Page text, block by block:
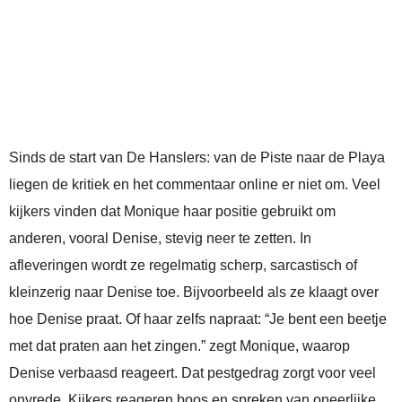
Sinds de start van De Hanslers: van de Piste naar de Playa
liegen de kritiek en het commentaar online er niet om. Veel
kijkers vinden dat Monique haar positie gebruikt om
anderen, vooral Denise, stevig neer te zetten. In
afleveringen wordt ze regelmatig scherp, sarcastisch of
kleinzerig naar Denise toe. Bijvoorbeeld als ze klaagt over
hoe Denise praat. Of haar zelfs napraat: “Je bent een beetje
met dat praten aan het zingen.” zegt Monique, waarop
Denise verbaasd reageert. Dat pestgedrag zorgt voor veel